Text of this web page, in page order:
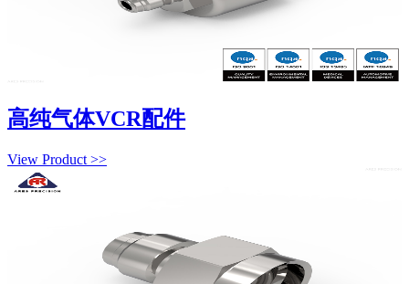
高纯气体VCR配件
View Product >>